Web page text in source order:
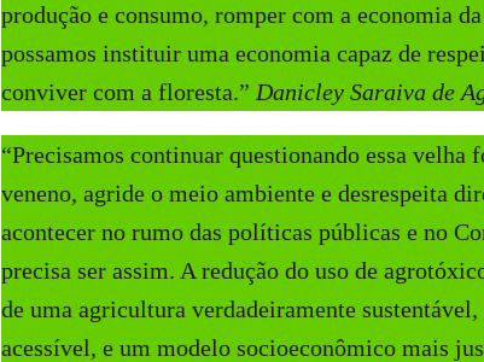
produção e consumo, romper com a economia
possamos instituir uma economia capaz de
conviver com a floresta.” Danicley Saraiva de
“Precisamos continuar questionando essa
veneno, agride o meio ambiente e desrespeita
acontecer no rumo das políticas públicas e no
precisa ser assim. A redução do uso de
de uma agricultura verdadeiramente
acessível, e um modelo socioeconômico mais